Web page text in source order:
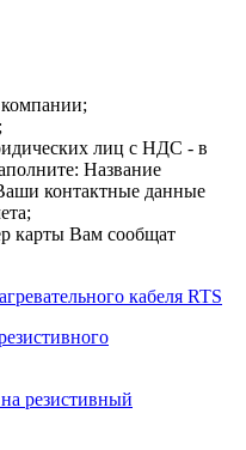
лиц с НДС - в
Название
контактные данные
карты Вам сообщат
кабеля RTS
на резистивный